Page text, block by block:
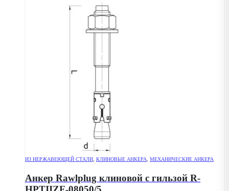
ИЗ НЕРЖАВЕЮЩЕЙ СТАЛИ КЛИНОВЫЕ АНКЕРА МЕХАНИЧЕСКИЕ АНКЕРА
Анкер Rawlplug клиновой с гильзой R-